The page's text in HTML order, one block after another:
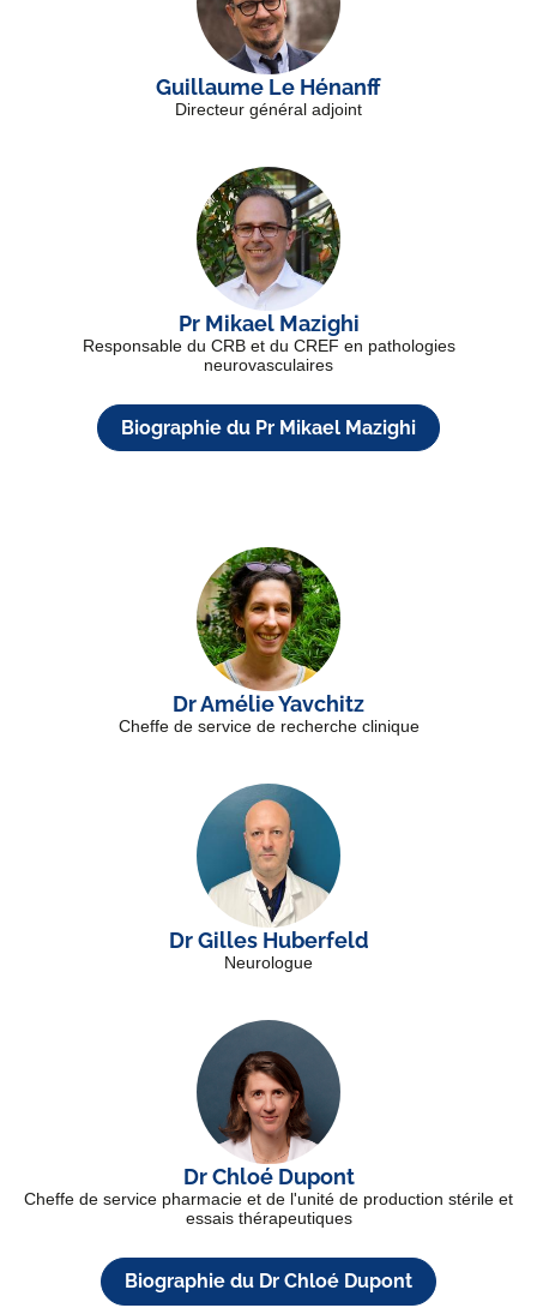
Guillaume Le Hénanff
Directeur général adjoint
Pr Mikael Mazighi
Responsable du CRB et du CREF en pathologies
neurovasculaires
Biographie du Pr Mikael Mazighi
Dr Amélie Yavchitz
Cheffe de service de recherche clinique
Dr Gilles Huberfeld
Neurologue
Dr Chloé Dupont
Cheffe de service pharmacie et de l'unité de production stérile et
essais thérapeutiques
Biographie du Dr Chloé Dupont